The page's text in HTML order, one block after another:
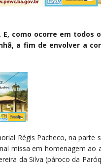
como ocorre em todos
a fim de envolver a
Régis Pacheco, na parte
missa em homenagem ao
da Silva (pároco da